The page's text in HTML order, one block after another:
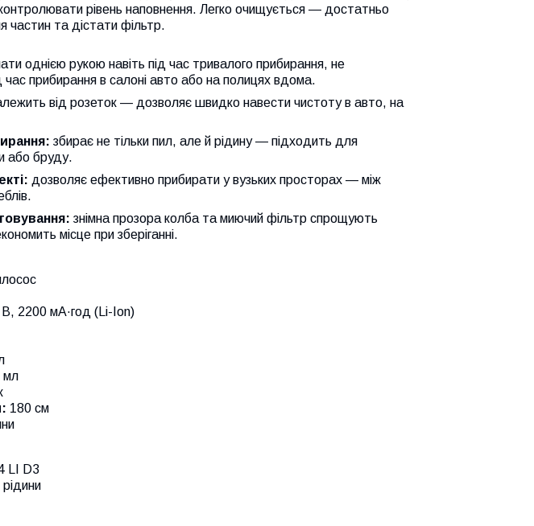
рівень наповнення. Легко очищується — достатньо
частин та дістати фільтр.
однією рукою навіть під час тривалого прибирання, не
час прибирання в салоні авто або на полицях вдома.
від розеток — дозволяє швидко навести чистоту в авто, на
збирає не тільки пил, але й рідину — підходить для
або бруду.
дозволяє ефективно прибирати у вузьких просторах — між
знімна прозора колба та миючий фільтр спрощують
місце при зберіганні.
2200 мА·год (Li-Ion)
мл
180 см
LI D3